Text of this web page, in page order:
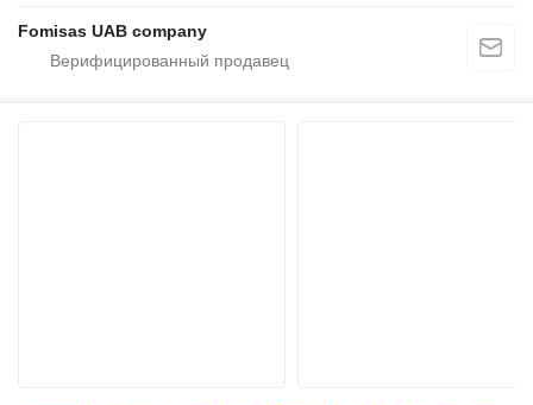
Fomisas UAB company